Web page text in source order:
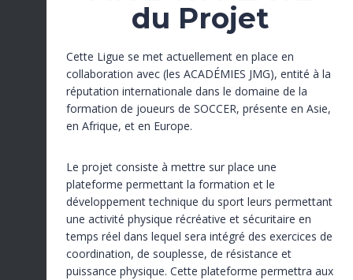
du Projet
Cette Ligue se met actuellement en place en
collaboration avec (les ACADÉMIES JMG), entité à la
réputation internationale dans le domaine de la
formation de joueurs de SOCCER, présente en Asie,
en Afrique, et en Europe.
Le projet consiste à mettre sur place une
plateforme permettant la formation et le
développement technique du sport leurs permettant
une activité physique récréative et sécuritaire en
temps réel dans lequel sera intégré des exercices de
coordination, de souplesse, de résistance et
puissance physique. Cette plateforme permettra aux